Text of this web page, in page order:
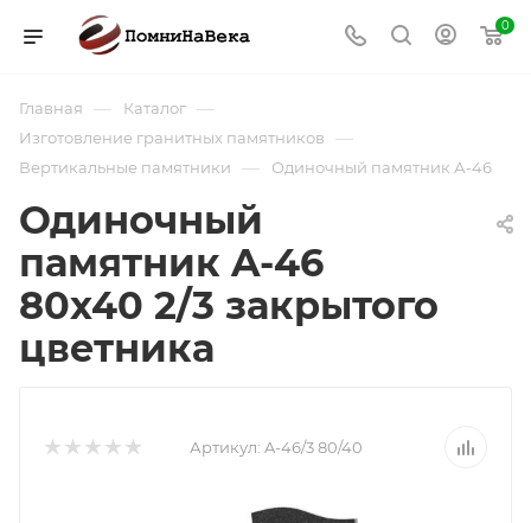
0
Главная — Каталог —
Изготовление гранитных памятников —
Вертикальные памятники — Одиночный памятник А-46
Одиночный
памятник A-46
80х40 2/3 закрытого
цветника
Артикул: A-46/3 80/40